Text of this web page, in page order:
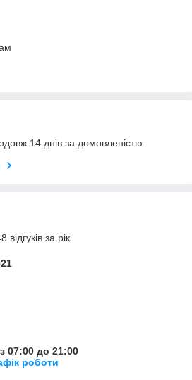
14 днів за домовленістю
за рік
07:00 до 21:00
роботи